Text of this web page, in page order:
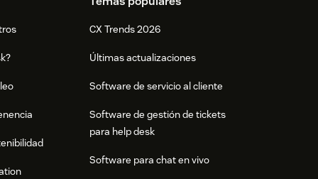
CX Trends 2026
Últimas actualizaciones
Software de servicio al cliente
Software de gestión de tickets
para help desk
Software para chat en vivo